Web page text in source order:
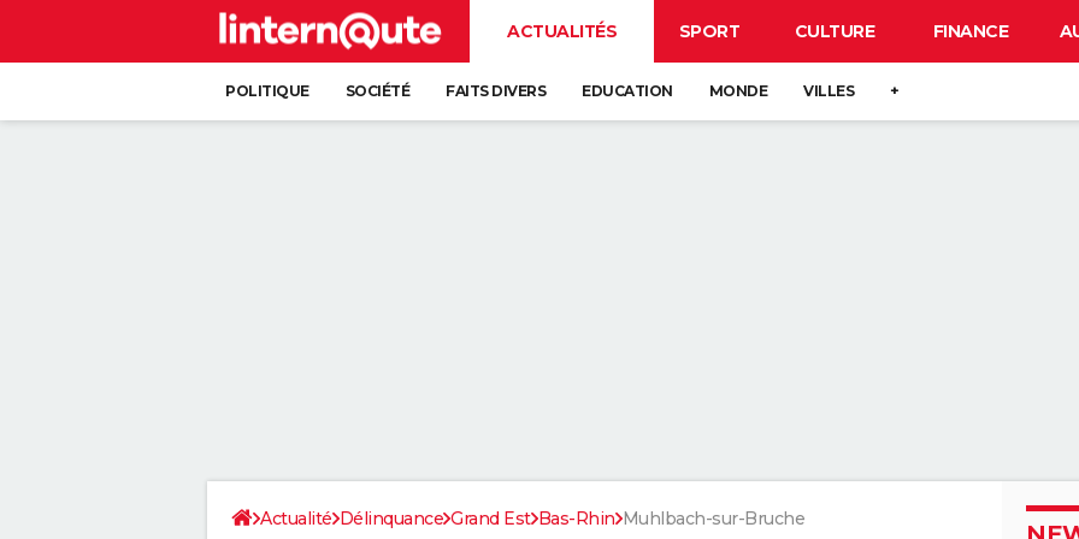
ACTUALITÉS SPORT CULTURE FINANCE
POLITIQUE SOCIÉTÉ FAITS DIVERS EDUCATION MONDE VILLES +
Actualité Délinquance Grand Est Bas-Rhin Muhlbach-sur-Bruche